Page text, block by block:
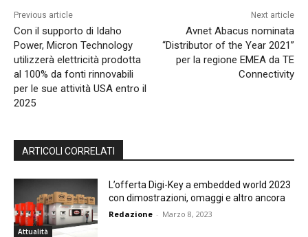
Previous article
Con il supporto di Idaho
Power, Micron Technology
utilizzerà elettricità prodotta
al 100% da fonti rinnovabili
per le sue attività USA entro il
2025
Next article
Avnet Abacus nominata
“Distributor of the Year 2021”
per la regione EMEA da TE
Connectivity
ARTICOLI CORRELATI
Attualità
L’offerta Digi-Key a embedded world 2023
con dimostrazioni, omaggi e altro ancora
Redazione - Marzo 8, 2023